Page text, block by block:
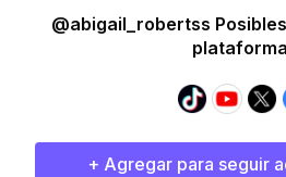
@abigail_robertss
+ Agregar para seguir